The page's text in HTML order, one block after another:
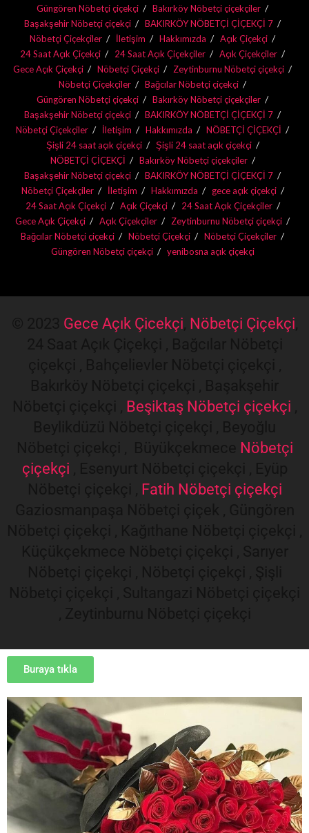
Güngören Nöbetçi çiçekçi
Bakırköy Nöbetçi çiçekçiler
Başakşehir Nöbetçi çiçekçi
BAKIRKÖY NÖBETÇİ ÇİÇEKÇİ 7
Nöbetçi Çiçekçiler
İletişim Hakkımızda
Açık Çiçekçi
24 Saat Açık Çiçekçi
24 Saat Açık Çiçekçiler
Açık Çiçekçiler
Gece Açık Çiçekçi
Nöbetçi Çiçekçi
Zeytinburnu Nöbetçi çiçekçi
Nöbetçi Çiçekçiler
Bağcılar Nöbetçi çiçekçi
Güngören Nöbetçi çiçekçi
Bakırköy Nöbetçi çiçekçiler
Başakşehir Nöbetçi çiçekçi
BAKIRKÖY NÖBETÇİ ÇİÇEKÇİ 7
Nöbetçi Çiçekçiler
İletişim Hakkımızda
NÖBETÇİ ÇİÇEKÇİ
Şişli 24 saat açık çiçekçi
Şişli 24 saat açık çiçekçi
NÖBETÇİ ÇİÇEKÇİ
Bakırköy Nöbetçi çiçekçiler
Başakşehir Nöbetçi çiçekçi
BAKIRKÖY NÖBETÇİ ÇİÇEKÇİ 7
Nöbetçi Çiçekçiler
İletişim Hakkımızda
gece açık çiçekçi
24 Saat Açık Çiçekçi
Açık Çiçekçi
24 Saat Açık Çiçekçiler
Gece Açık Çiçekçi
Açık Çiçekçiler
Zeytinburnu Nöbetçi çiçekçi
Bağcılar Nöbetçi çiçekçi
Nöbetçi Çiçekçi
Nöbetçi Çiçekçiler
Güngören Nöbetçi çiçekçi
yenibosna açık çiçekçi
Gece Açık Çicekçi Nöbetçi Çiçekçi
Beşiktaş Nöbetçi çiçekçi
Nöbetçi
çiçekçi
Fatih Nöbetçi çiçekçi
Buraya tıkla